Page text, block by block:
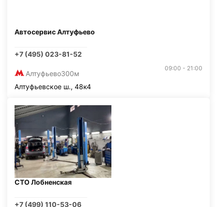
Автосервис Алтуфьево
+7 (495) 023-81-52
Алтуфьево300м
09:00 - 21:00
Алтуфьевское ш., 48к4
СТО Лобненская
+7 (499) 110-53-06